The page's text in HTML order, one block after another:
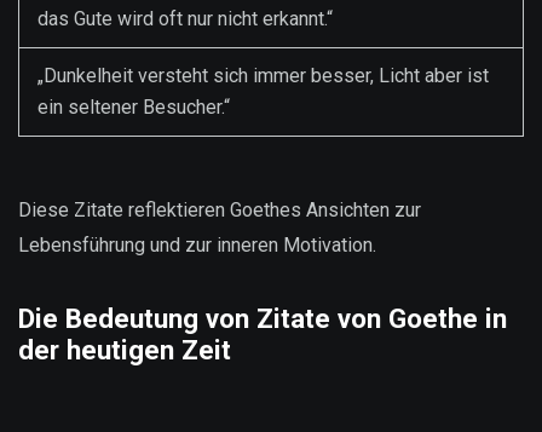
das Gute wird oft nur nicht erkannt.“
„Dunkelheit versteht sich immer besser, Licht aber ist
ein seltener Besucher.“
Diese Zitate reflektieren Goethes Ansichten zur
Lebensführung und zur inneren Motivation.
Die Bedeutung von Zitate von Goethe in
der heutigen Zeit